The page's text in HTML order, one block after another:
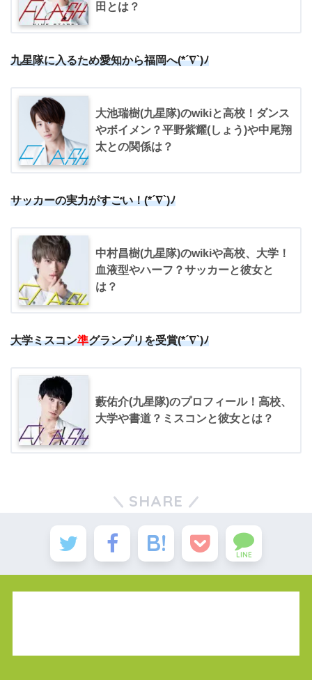
田とは？
九星隊に入るため愛知から福岡へ(*´∇`)ﾉ
大池瑞樹(九星隊)のwikiと高校！ダンス
やボイメン？平野紫耀(しょう)や中尾翔
太との関係は？
サッカーの実力がすごい！(*´∇`)ﾉ
中村昌樹(九星隊)のwikiや高校、大学！
血液型やハーフ？サッカーと彼女と
は？
大学ミスコン準グランプリを受賞(*´∇`)ﾉ
藪佑介(九星隊)のプロフィール！高校、
大学や書道？ミスコンと彼女とは？
SHARE
LINE